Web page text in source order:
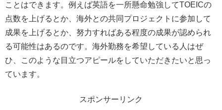
ことはできます。例えば英語を一所懸命勉強してTOEICの
点数を上げるとか、海外との共同プロジェクトに参加して
成果を上げるとか、努力すればある程度の成果が認められ
る可能性はあるのです。海外勤務を希望している人はぜ
ひ、このような目立つアピールをしていただきたいと思っ
ています。
スポンサーリンク